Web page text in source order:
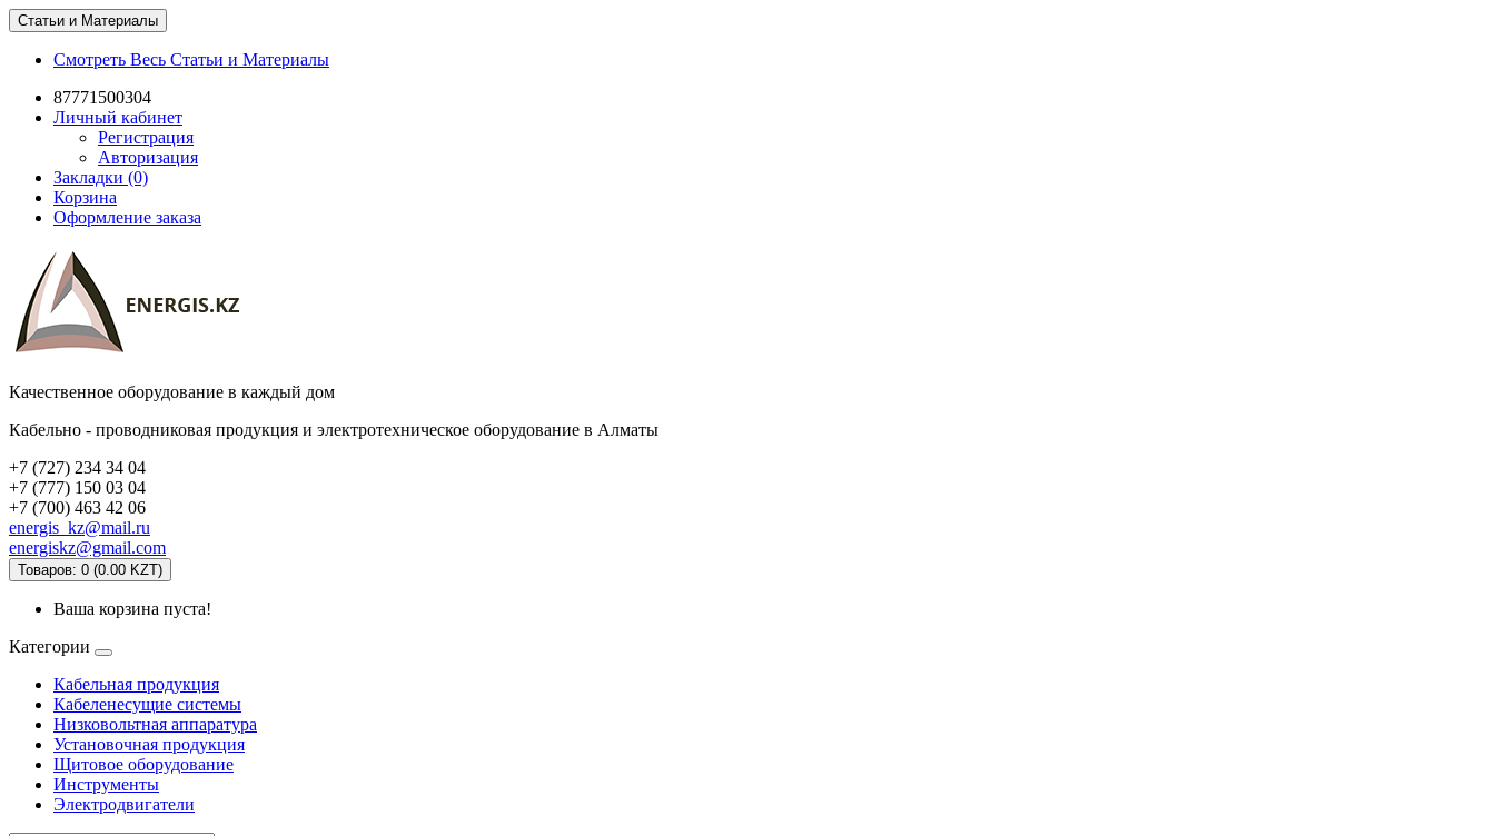
Статьи и Материалы
Смотреть Весь Статьи и Материалы
87771500304
Личный кабинет
Регистрация
Авторизация
Закладки (0)
Корзина
Оформление заказа
Качественное оборудование в каждый дом
Кабельно - проводниковая продукция и электротехническое оборудование в Алматы
+7 (727) 234 34 04
+7 (777) 150 03 04
+7 (700) 463 42 06
energis_kz@mail.ru
energiskz@gmail.com
Товаров: 0 (0.00 KZT)
Ваша корзина пуста!
Категории
Кабельная продукция
Кабеленесущие системы
Низковольтная аппаратура
Установочная продукция
Щитовое оборудование
Инструменты
Электродвигатели